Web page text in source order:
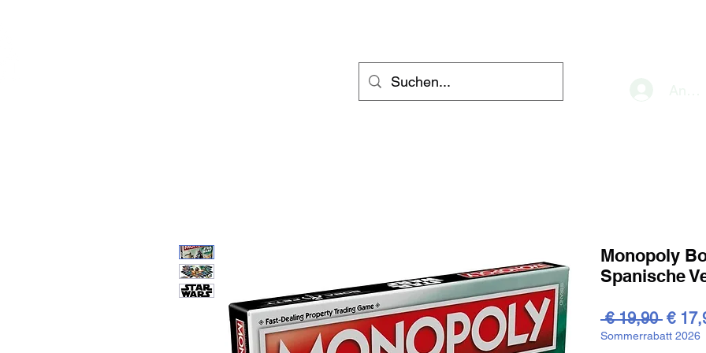
Monopoly
Spanische
€ 19,90 €
Sommerrabatt 2026